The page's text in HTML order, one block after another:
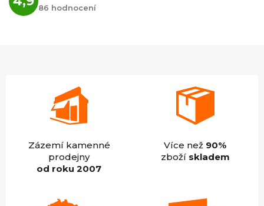
hodnocení
obchodu
86 hodnocení
Zázemí kamenné
prodejny
od roku 2007
Více než 90%
zboží skladem